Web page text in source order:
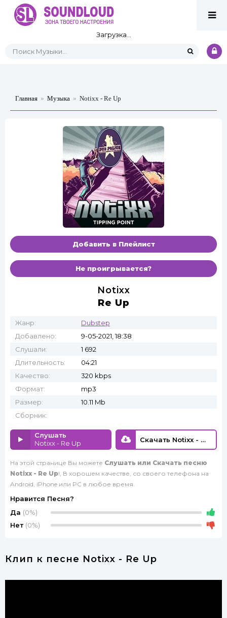
Загрузка...
Главная » Музыка » Notixx - Re Up
Добавить в Плейлист
Не проигрывается?
Notixx
Re Up
Жанр:
Dubstep
Добавлено:
9-05-2021, 18:38
Слушали:
1 692
Длительность:
04:21
Качество:
320 kbps
Формат:
mp3
Размер:
10.11 Mb
Сборник:
Слушать
Notixx - Re Up
Скачать Notixx - Re Up
На этой странице Вы можете Слушать или Скачать песню
Notixx - Re Up!, В хорошем качестве, со своего телефона на
Android, iPhone или PC в любое время.
Нравится Песня?
Да (0%)
Нет (0%)
Клип к песне Notixx - Re Up